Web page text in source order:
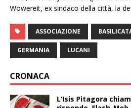
Wowereit, ex sindaco della città, la
ASSOCIAZIONE
GERMANIA LUCANI
CRONACA
L’Isis Pitagora